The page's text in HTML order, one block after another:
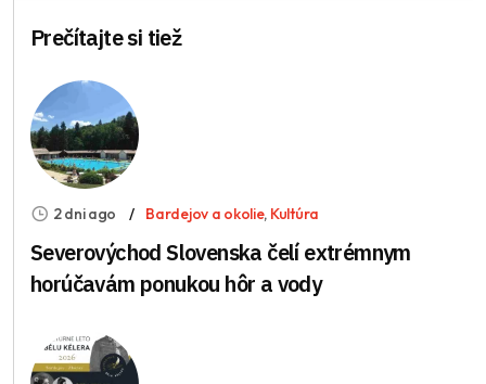
Prečítajte si tiež
2 dni ago Bardejov a okolie, Kultúra
Severovýchod Slovenska čelí extrémnym
horúčavám ponukou hôr a vody